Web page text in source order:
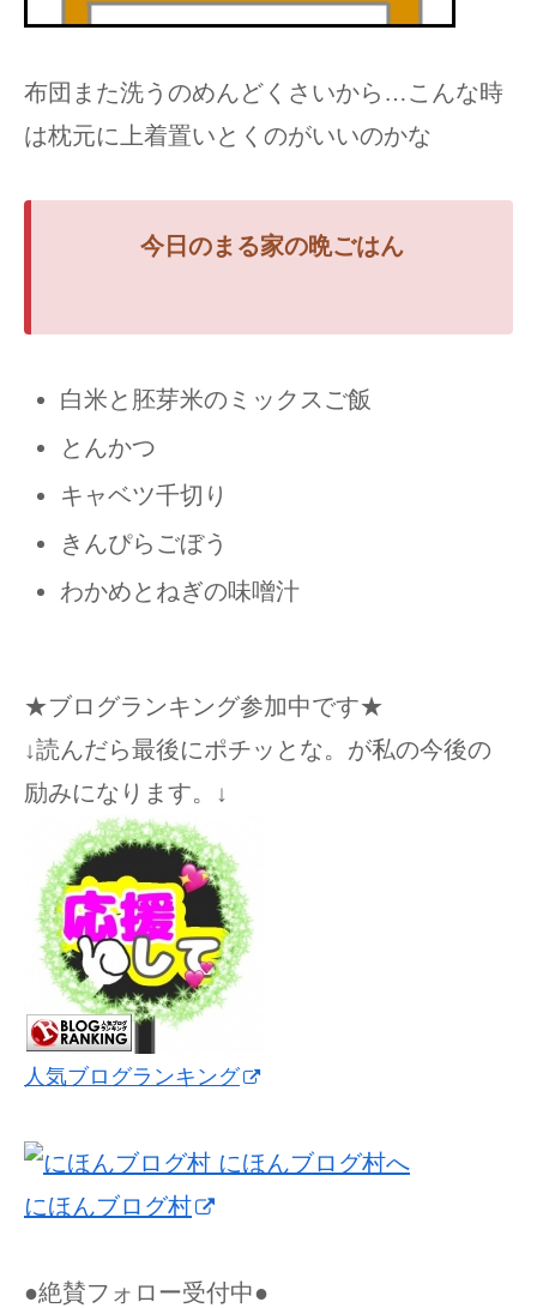
布団また洗うのめんどくさいから…こんな時
は枕元に上着置いとくのがいいのかな
今日のまる家の晩ごはん
白米と胚芽米のミックスご飯
とんかつ
キャベツ千切り
きんぴらごぼう
わかめとねぎの味噌汁
★ブログランキング参加中です★
↓読んだら最後にポチッとな。が私の今後の
励みになります。↓
人気ブログランキング
にほんブログ村
●絶賛フォロー受付中●